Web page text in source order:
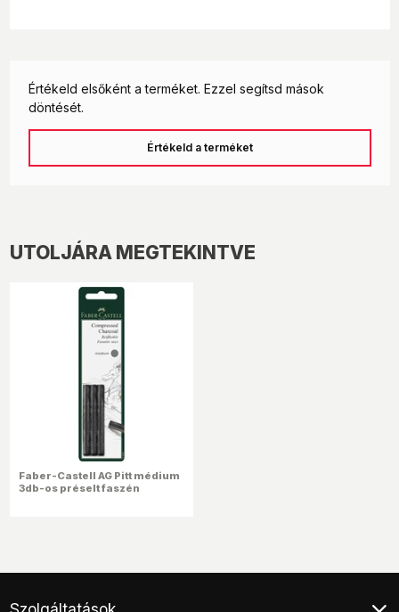
Értékeld elsőként a terméket. Ezzel segítsd mások
döntését.
Értékeld a terméket
UTOLJÁRA MEGTEKINTVE
Faber-Castell AG Pitt médium
3db-os préselt faszén